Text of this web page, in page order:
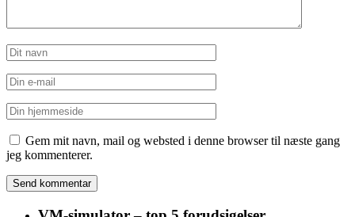
Gem mit navn, mail og websted i denne browser til næste gang
jeg kommenterer.